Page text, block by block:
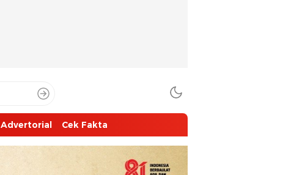
Advertorial Cek Fakta